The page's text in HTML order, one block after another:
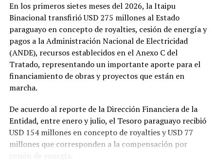
En los primeros sietes meses del 2026, la Itaipu
Binacional transfirió USD 275 millones al Estado
paraguayo en concepto de royalties, cesión de energía y
pagos a la Administración Nacional de Electricidad
(ANDE), recursos establecidos en el Anexo C del
Tratado, representando un importante aporte para el
financiamiento de obras y proyectos que están en
marcha.
De acuerdo al reporte de la Dirección Financiera de la
Entidad, entre enero y julio, el Tesoro paraguayo recibió
USD 154 millones en concepto de royalties y USD 77
millones que corresponden a la compensación por
cesión de energía.